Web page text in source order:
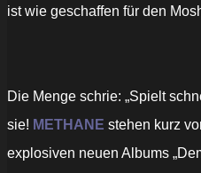
ist wie geschaffen für den
Die Menge schrie: „Spielt
sie! METHANE stehen kurz
explosiven neuen Albums